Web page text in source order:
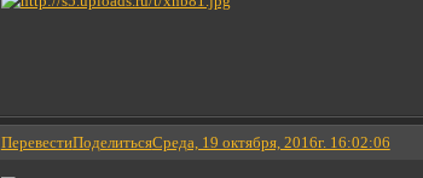
ПеревестиПоделитьсяСреда, 19 октября, 2016г. 16:02:06